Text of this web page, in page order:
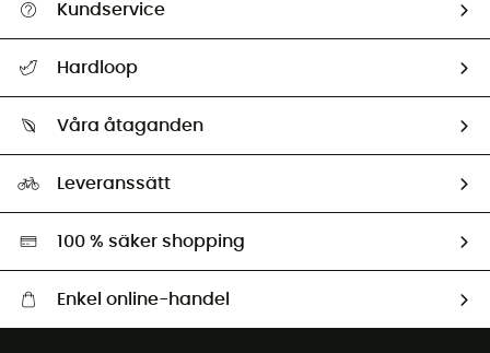
Kundservice
Retur & återbetalning
Hardloop
Ambassadörer
Våra åtaganden
Miljöanpassat urval
Leveranssätt
100 % säker shopping
Enkel online-handel